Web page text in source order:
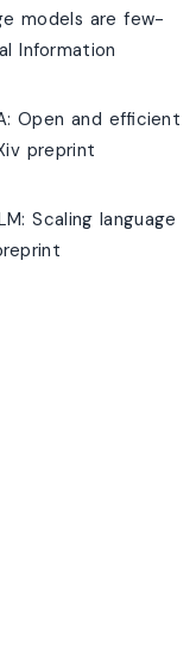
models are few-
Information
Open and efficient
preprint
Scaling language